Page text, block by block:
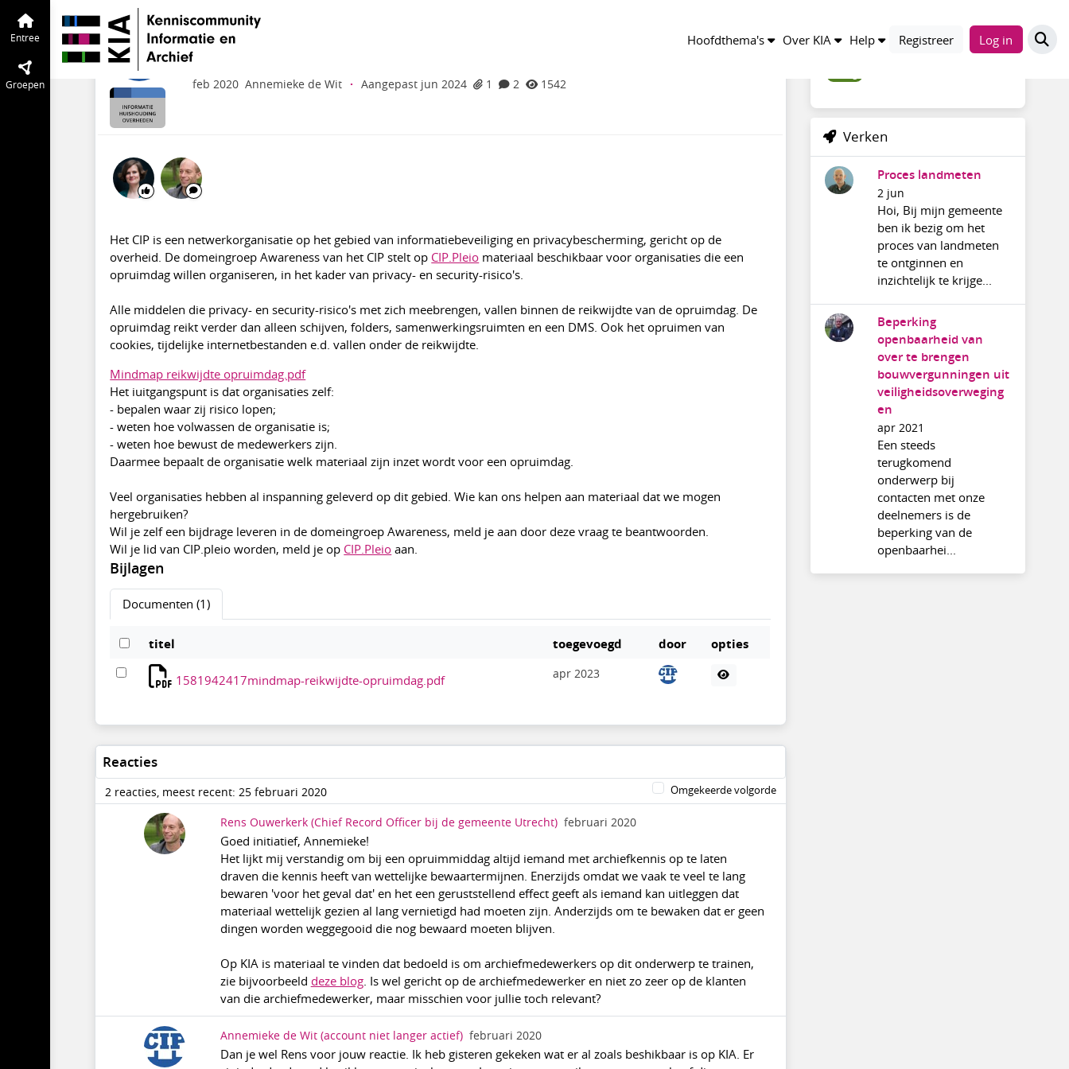
Hoofdthema's Over KIA Help Registreer Log in
Entree
Groepen
Informatiehuishouding Overheden
Wie helpt het Centrum Informatiebeveiliging en
Privacybescherming (CIP) met de opruimdag?
feb 2020 Annemieke de Wit · Aangepast jun 2024 1 2 1542
Het CIP is een netwerkorganisatie op het gebied van informatiebeveiliging en privacybescherming, gericht op de
overheid. De domeingroep Awareness van het CIP stelt op CIP.Pleio materiaal beschikbaar voor organisaties die een
opruimdag willen organiseren, in het kader van privacy- en security-risico's.
Alle middelen die privacy- en security-risico's met zich meebrengen, vallen binnen de reikwijdte van de opruimdag. De
opruimdag reikt verder dan alleen schijven, folders, samenwerkingsruimten en een DMS. Ook het opruimen van
cookies, tijdelijke internetbestanden e.d. vallen onder de reikwijdte.
Mindmap reikwijdte opruimdag.pdf
Het iuitgangspunt is dat organisaties zelf:
- bepalen waar zij risico lopen;
- weten hoe volwassen de organisatie is;
- weten hoe bewust de medewerkers zijn.
Daarmee bepaalt de organisatie welk materiaal zijn inzet wordt voor een opruimdag.
Veel organisaties hebben al inspanning geleverd op dit gebied. Wie kan ons helpen aan materiaal dat we mogen
hergebruiken?
Wil je zelf een bijdrage leveren in de domeingroep Awareness, meld je aan door deze vraag te beantwoorden.
Wil je lid van CIP.pleio worden, meld je op CIP.Pleio aan.
Bijlagen
Documenten (1)
titel toegevoegd door opties
1581942417mindmap-reikwijdte-opruimdag.pdf apr 2023
Reacties
2 reacties, meest recent: 25 februari 2020 Omgekeerde volgorde
Rens Ouwerkerk (Chief Record Officer bij de gemeente Utrecht) februari 2020
Goed initiatief, Annemieke!
Het lijkt mij verstandig om bij een opruimmiddag altijd iemand met archiefkennis op te laten
draven die kennis heeft van wettelijke bewaartermijnen. Enerzijds omdat we vaak te veel te lang
bewaren 'voor het geval dat' en het een geruststellend effect geeft als iemand kan uitleggen dat
materiaal wettelijk gezien al lang vernietigd had moeten zijn. Anderzijds om te bewaken dat er geen
dingen worden weggegooid die nog bewaard moeten blijven.
Op KIA is materiaal te vinden dat bedoeld is om archiefmedewerkers op dit onderwerp te trainen,
zie bijvoorbeeld deze blog. Is wel gericht op de archiefmedewerker en niet zo zeer op de klanten
van die archiefmedewerker, maar misschien voor jullie toch relevant?
Annemieke de Wit (account niet langer actief) februari 2020
Dan je wel Rens voor jouw reactie. Ik heb gisteren gekeken wat er al zoals beshikbaar is op KIA. Er
Verken
Proces landmeten
2 jun
Hoi, Bij mijn gemeente
ben ik bezig om het
proces van landmeten
te ontginnen en
inzichtelijk te krijge...
Beperking
openbaarheid van
over te brengen
bouwvergunningen uit
veiligheidsoverweging
en
apr 2021
Een steeds
terugkomend
onderwerp bij
contacten met onze
deelnemers is de
beperking van de
openbaarhei...